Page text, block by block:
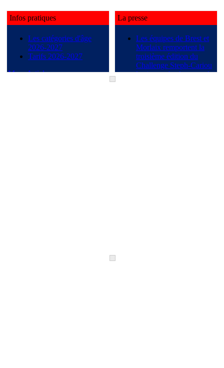
Infos pratiques
Les catégories d'âge
2026-2027
Tarifs 2026-2027
More Articles...
La presse
Les équipes de Brest et
Morlaix remportent la
troisième édition du
Challenge Steph-Cariou
les jeunes basketteurs du